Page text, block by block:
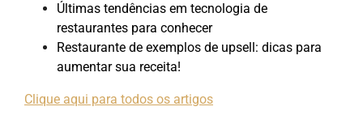
Últimas tendências em tecnologia de
restaurantes para conhecer
Restaurante de exemplos de upsell: dicas para
aumentar sua receita!
Clique aqui para todos os artigos